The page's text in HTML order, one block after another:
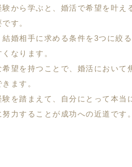
験から学ぶと、婚活で希望を叶え
す。
結婚相手に求める条件を3つに絞
なります。
希望を持つことで、婚活において
ます。
験を踏まえて、自分にとって本当
努力することが成功への近道です。